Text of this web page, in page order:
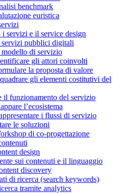
benchmark
euristica
i servizi e il service design
servizi pubblici digitali
di servizio
gli attori coinvolti
la proposta di valore
gli elementi costitutivi del
il funzionamento del servizio
l’ecosistema
i flussi di servizio
le soluzioni
di co-progettazione
design
sui contenuti e il linguaggio
discovery
di ricerca (search keywords)
tramite analytics